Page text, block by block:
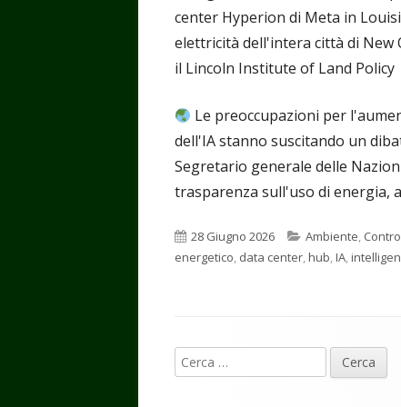
center Hyperion di Meta in
elettricità dell'intera città di New
il Lincoln Institute of Land Policy
Le preoccupazioni per
dell'IA stanno suscitando un
Segretario generale delle
trasparenza sull'uso di energia,
Pubblicato
28 Giugno 2026 Categorie
Ambiente,
energetico, data center,hub,IA,
piè
Ricerca
per: